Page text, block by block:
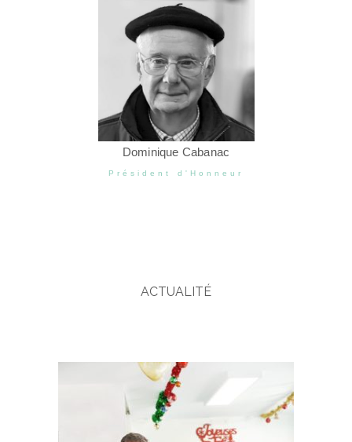
Dominique Cabanac
Président d'Honneur
ACTUALITÉ